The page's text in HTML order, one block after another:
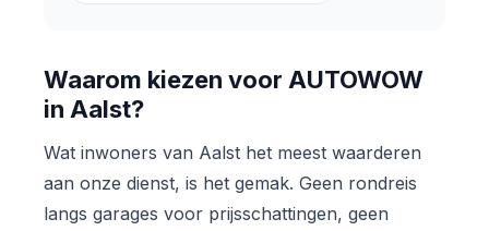
Waarom kiezen voor AUTOWOW
in Aalst?
Wat inwoners van Aalst het meest waarderen
aan onze dienst, is het gemak. Geen rondreis
langs garages voor prijsschattingen, geen